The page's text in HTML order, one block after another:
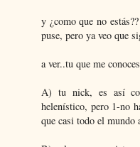
y ¿como que no
puse, pero ya veo que
a ver..tu que me
A) tu nick, es así
helenístico, pero 1-no
que casi todo el mundo